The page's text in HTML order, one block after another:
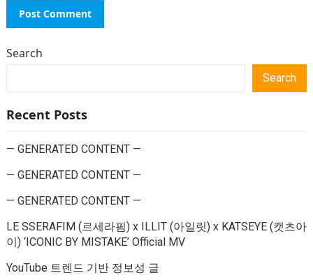
Search
Search
Recent Posts
— GENERATED CONTENT —
— GENERATED CONTENT —
— GENERATED CONTENT —
LE SSERAFIM (르세라핌) x ILLIT (아일릿) x KATSEYE (캣츠아
이) ‘ICONIC BY MISTAKE’ Official MV
YouTube 트렌드 기반 정보성 글